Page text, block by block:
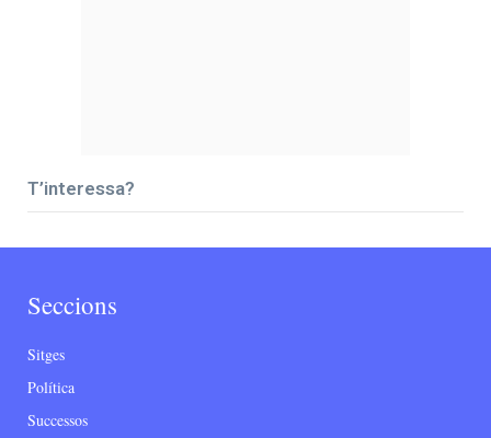
T’interessa?
Seccions
Sitges
Política
Successos